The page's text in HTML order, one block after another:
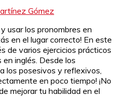
Gómez
usar los pronombres en
en el lugar correcto! En este
de varios ejercicios prácticos
inglés. Desde los
los posesivos y reflexivos,
en poco tiempo! ¡No
mejorar tu habilidad en el